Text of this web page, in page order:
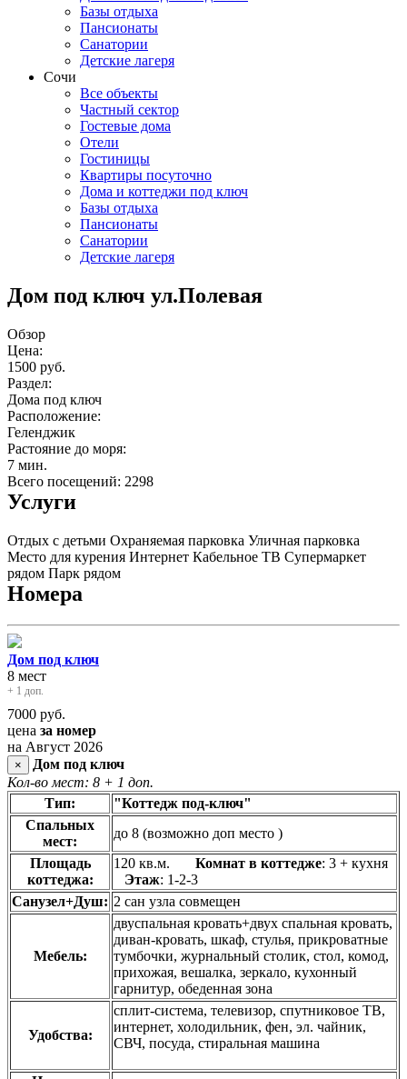
Базы отдыха
Пансионаты
Санатории
Детские лагеря
Сочи
Все объекты
Частный сектор
Гостевые дома
Отели
Гостиницы
Квартиры посуточно
Дома и коттеджи под ключ
Базы отдыха
Пансионаты
Санатории
Детские лагеря
Дом под ключ ул.Полевая
Обзор
Цена:
1500 руб.
Раздел:
Дома под ключ
Расположение:
Геленджик
Растояние до моря:
7 мин.
Всего посещений: 2298
Услуги
Отдых с детьми Охраняемая парковка Уличная парковка
Место для курения Интернет Кабельное ТВ Супермаркет
рядом Парк рядом
Номера
Дом под ключ
8 мест
+ 1 доп.
7000 руб.
цена за номер
на Август 2026
×
Дом под ключ
Кол-во мест: 8 + 1 доп.
Тип:
"Коттедж под-ключ"
Спальных
мест:
до 8 (возможно доп место )
Площадь
коттеджа:
120 кв.м. Комнат в коттедже: 3 + кухня
Этаж: 1-2-3
Санузел+Душ: 2 сан узла совмещен
Мебель:
двуспальная кровать+двух спальная кровать,
диван-кровать, шкаф, стулья, прикроватные
тумбочки, журнальный столик, стол, комод,
прихожая, вешалка, зеркало, кухонный
гарнитур, обеденная зона
Удобства:
сплит-система, телевизор, спутниковое ТВ,
интернет, холодильник, фен, эл. чайник,
СВЧ, посуда, стиральная машина